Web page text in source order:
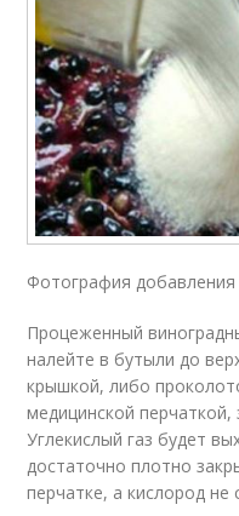
Фотография добавления
Процеженный
налейте в бутыли до
крышкой, либо
медицинской перчаткой,
Углекислый газ будет
достаточно плотно
перчатке, а кислород